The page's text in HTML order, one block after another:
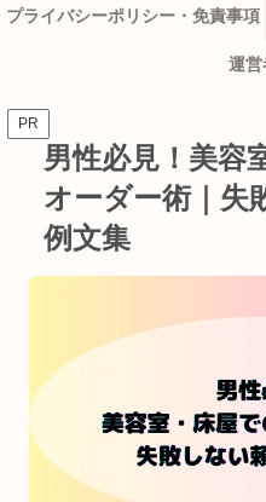
プライバシーポリシー・免責事項
運営
PR
男性必見！美容
オーダー術｜失
例文集